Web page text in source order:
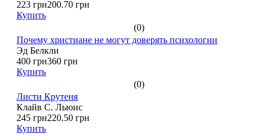
223 грн200.70 грн
Купить
(0)
Почему христиане не могут доверять психологии
Эд Белкли
400 грн360 грн
Купить
(0)
Листи Крутеня
Клайв С. Льюис
245 грн220.50 грн
Купить